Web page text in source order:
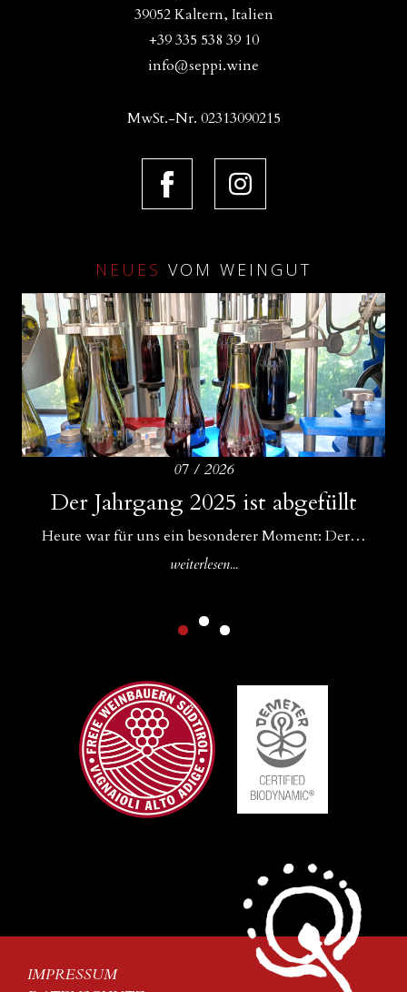
39052 Kaltern, Italien
+39 335 538 39 10
info@seppi.wine
MwSt.-Nr. 02313090215
NEUES VOM WEINGUT
07 / 2026
Der Jahrgang 2025 ist abgefüllt
Heute war für uns ein besonderer Moment: Der…
weiterlesen...
Amphoren als ideale Ergänzung zu
Betonfässern und Betoneiern
In unserem Keller gibt es Zuwachs: Neben unseren…
Drei Bühnen für unsere Weine
Für uns im WeinGut Seppi sind Begegnungen ein…
weiterlesen...
IMPRESSUM